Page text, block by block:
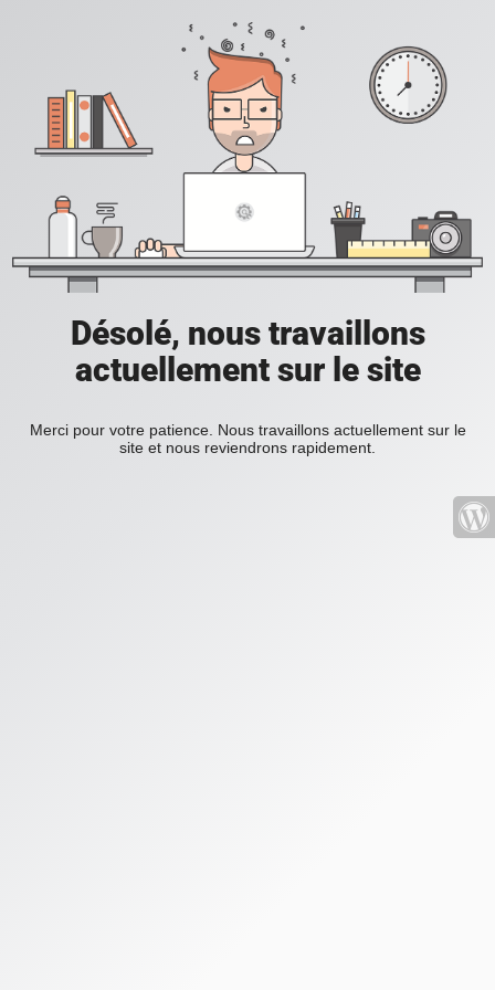
Désolé, nous travaillons
actuellement sur le site
Merci pour votre patience. Nous travaillons actuellement sur le
site et nous reviendrons rapidement.